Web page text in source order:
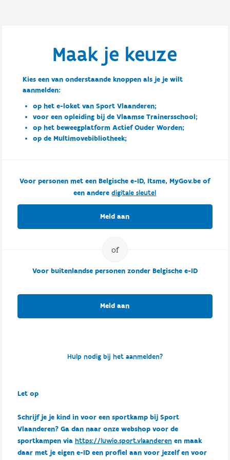
Maak je keuze
Kies een van onderstaande knoppen als je je wilt
aanmelden:
op het e-loket van Sport Vlaanderen;
voor een opleiding bij de Vlaamse Trainersschool;
op het beweegplatform Actief Ouder Worden;
op de Multimovebibliotheek;
Voor personen met een Belgische e-ID, Itsme, MyGov.be of
een anderedigitale sleutel
Meld aan
Voor buitenlandse personen zonder Belgische e-ID
Meld aan
Hulp nodig bij het aanmelden?
Let op
Schrijf je je kind in voor een sportkamp bij Sport
Vlaanderen? Ga dan naar onze webshop voor de
sportkampen via https://luwio.sport.vlaanderenen maak
daar met je eigen e-ID een profiel aan voor jezelf en voor